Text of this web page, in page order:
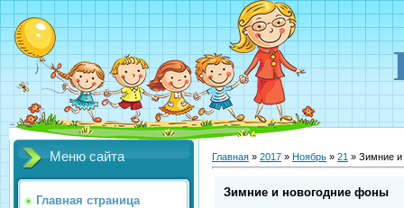
Меню сайта
Главная страница
Главная » 2017 » Ноябрь » 21 » Зимние
Зимние и новогодние фоны